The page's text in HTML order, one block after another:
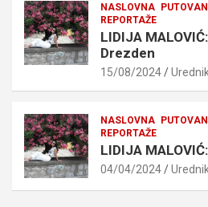
NASLOVNA
REPORTAŽE
LIDIJA
Drezden
15/08/2024
NASLOVNA
REPORTAŽE
LIDIJA
04/04/2024